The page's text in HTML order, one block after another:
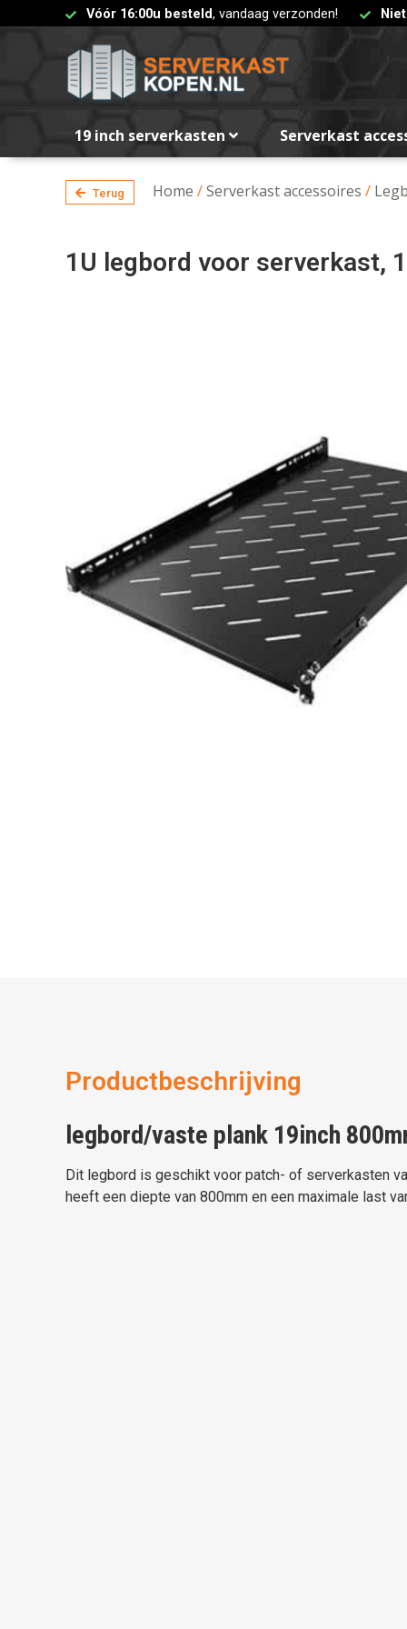
Vóór 16:00u besteld, vandaag verzonden!
19 inch serverkasten Serverkast
Terug Home /Serverkast accessoires /
1U legbord voor serverkast,
Productbeschrijving
legbord/vaste plank 19inch
Dit legbord is geschikt voor patch- of serverkasten
heeft een diepte van 800mm en een maximale last